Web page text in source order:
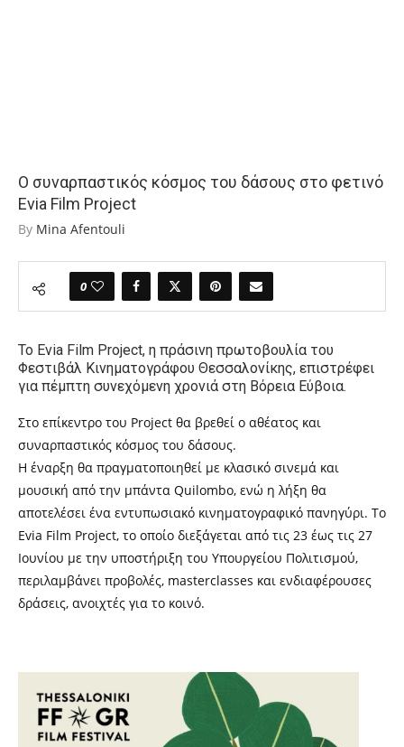
Ο συναρπαστικός κόσμος του δάσους στο φετινό
Evia Film Project
By Mina Afentouli
0
Το Evia Film Project, η πράσινη πρωτοβουλία του
Φεστιβάλ Κινηματογράφου Θεσσαλονίκης, επιστρέφει
για πέμπτη συνεχόμενη χρονιά στη Βόρεια Εύβοια.
Στο επίκεντρο του Project θα βρεθεί ο αθέατος και
συναρπαστικός κόσμος του δάσους.
Η έναρξη θα πραγματοποιηθεί με κλασικό σινεμά και
μουσική από την μπάντα Quilombo, ενώ η λήξη θα
αποτελέσει ένα εντυπωσιακό κινηματογραφικό πανηγύρι. Το
Evia Film Project, το οποίο διεξάγεται από τις 23 έως τις 27
Ιουνίου με την υποστήριξη του Υπουργείου Πολιτισμού,
περιλαμβάνει προβολές, masterclasses και ενδιαφέρουσες
δράσεις, ανοιχτές για το κοινό.